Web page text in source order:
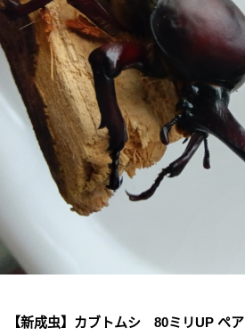
【新成虫】カブトムシ 80ミリUP ペア